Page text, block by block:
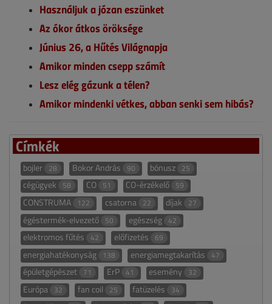
Használjuk a józan eszünket
Az ókor átkos öröksége
Június 26, a Hűtés Világnapja
Amikor minden csepp számít
Lesz elég gázunk a télen?
Amikor mindenki vétkes, abban senki sem hibás?
Címkék
bojler 28 Bokor András 90 bónusz 25
cégügyek 58 CO 51 CO-érzékelő 59
CONSTRUMA 122 csatorna 22 díjak 27
égéstermék-elvezető 50 egészség 42
elektromos fűtés 42 előfizetés 69
energiahatékonyság 138 energiamegtakarítás 47
épületgépészet 71 ErP 41 esemény 32
Európa 32 fan coil 25 fatüzelés 34